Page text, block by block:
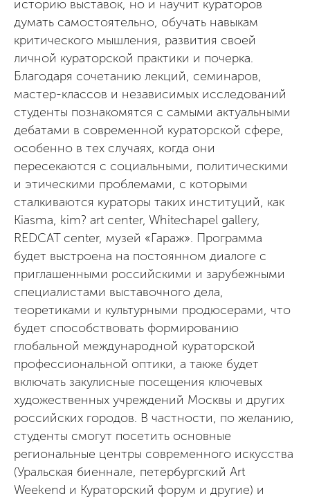
историю выставок, но и научит кураторов
думать самостоятельно, обучать навыкам
критического мышления, развития своей
личной кураторской практики и почерка.
Благодаря сочетанию лекций, семинаров,
мастер-классов и независимых исследований
студенты познакомятся с самыми актуальными
дебатами в современной кураторской сфере,
особенно в тех случаях, когда они
пересекаются с социальными, политическими
и этическими проблемами, с которыми
сталкиваются кураторы таких институций, как
Kiasma, kim? art center, Whitechapel gallery,
REDCAT center, музей «Гараж». Программа
будет выстроена на постоянном диалоге с
приглашенными российскими и зарубежными
специалистами выставочного дела,
теоретиками и культурными продюсерами, что
будет способствовать формированию
глобальной международной кураторской
профессиональной оптики, а также будет
включать закулисные посещения ключевых
художественных учреждений Москвы и других
российских городов. В частности, по желанию,
студенты смогут посетить основные
региональные центры современного искусства
(Уральская биеннале, петербургский Art
Weekend и Кураторский форум и другие) и